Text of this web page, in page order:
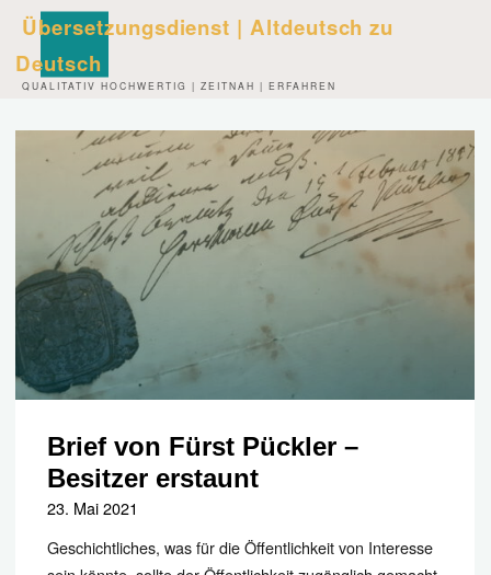
Zum
Inhalt
springen
Übersetzungsdienst | Altdeutsch zu
Deutsch
QUALITATIV HOCHWERTIG | ZEITNAH | ERFAHREN
Brief von Fürst Pückler –
Besitzer erstaunt
23. Mai 2021
Geschichtliches, was für die Öffentlichkeit von Interesse